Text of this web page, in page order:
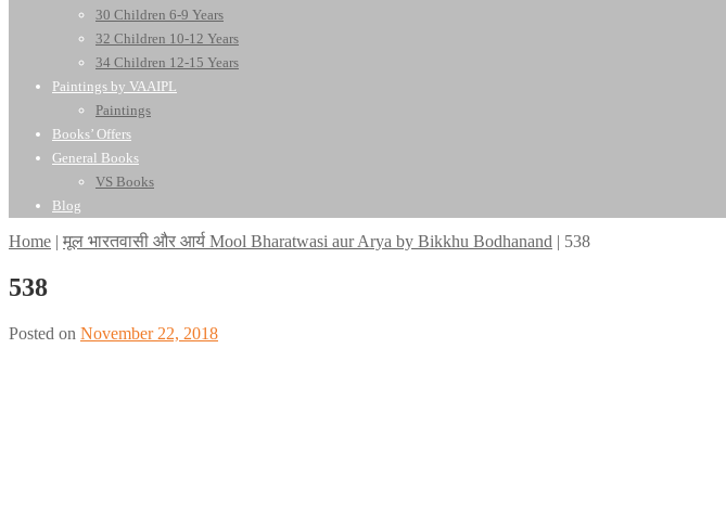
30 Children 6-9 Years
32 Children 10-12 Years
34 Children 12-15 Years
Paintings by VAAIPL
Paintings
Books’ Offers
General Books
VS Books
Blog
Home | मूल भारतवासी और आर्य Mool Bharatwasi aur Arya by Bikkhu Bodhanand | 538
538
Posted on November 22, 2018